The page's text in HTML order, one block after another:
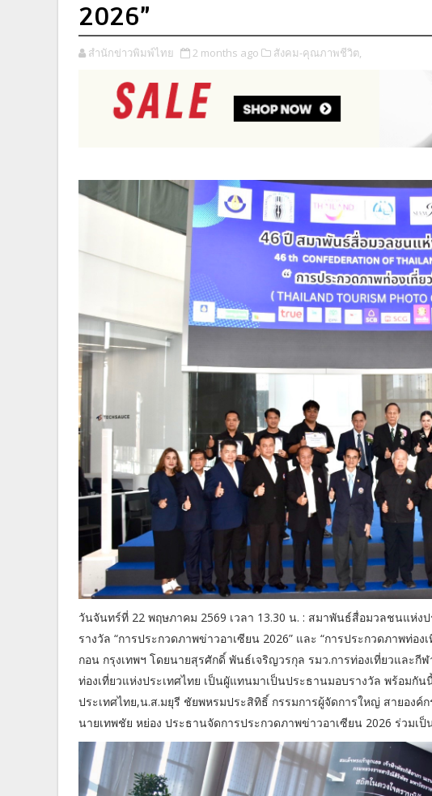
2026”
สำนักข่าวพิมพ์ไทย 2 months ago สังคม-คุณภาพชีวิต,
วันจันทร์ที่ 22 พฤษภาคม 2569 เวลา 13.30 น. : สมาพันธ์สื่อมวลชนแห่ง
รางวัล “การประกวดภาพข่าวอาเซียน 2026” และ “การประกวดภาพท่อง
กอน กรุงเทพฯ โดยนายสุรศักดิ์ พันธ์เจริญวรกุล รมว.การท่องเที่ยวและกี
ท่องเที่ยวแห่งประเทศไทย เป็นผูัแทนมาเป็นประธานมอบรางวัล พร้อม
ประเทศไทย,น.ส.มยุรี ชัยพหรมประสิทิธิ์ กรรมการผู้จัดการใหญ่ สายอง
นายเทพชัย หย่อง ประธานจัดการประกวดภาพข่าวอาเซียน 2026 ร่วมเ